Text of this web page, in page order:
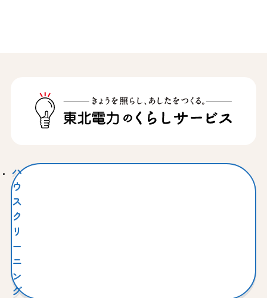
ハ
ウ
ス
ク
リ
ー
ニ
ン
グ